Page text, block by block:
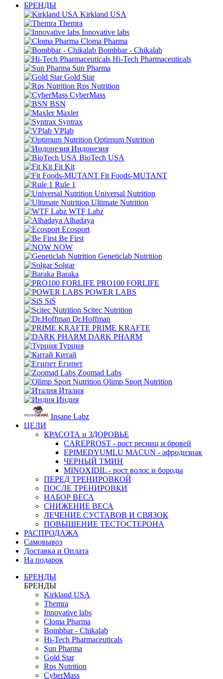
БРЕНДЫ
Kirkland USA
Themra
Innovative labs
Cloma Pharma
Bombbar - Chikalab
Hi-Tech Pharmaceuticals
Sun Pharma
Gold Star
Rps Nutrition
CyberMass
BSN
Maxler
Syntrax
VPlab
Optimum Nutrition
Индонезия
BioTech USA
Fit Kit
Fit Foods-MUTANT
Rule 1
Universal Nutrition
Ultimate Nutrition
WTF Labz
Alhadaya
Ecosport
Be First
NOW
Geneticlab Nutrition
Solgar
Baraka
PRO100 FORLIFE
POWER LABS
SiS
Scitec Nutrition
Dr.Hoffman
PRIME KRAFTE
DARK PHARM
Турция
Китай
Египет
Zoomad Labs
Olimp Sport Nutrition
Италия
Индия
Insane Labz
ЦЕЛИ
КРАСОТА и ЗДОРОВЬЕ
CAREPROST - рост ресниц и бровей
EPIMEDYUMLU MACUN - афродизиак
ЧЕРНЫЙ ТМИН
MINOXIDIL - рост волос и бороды
ПЕРЕД ТРЕНИРОВКОЙ
ПОСЛЕ ТРЕНИРОВКИ
НАБОР ВЕСА
СНИЖЕНИЕ ВЕСА
ЛЕЧЕНИЕ СУСТАВОВ И СВЯЗОК
ПОВЫШЕНИЕ ТЕСТОСТЕРОНА
РАСПРОДАЖА
Самовывоз
Доставка и Оплата
На подарок
БРЕНДЫ
БРЕНДЫ
Kirkland USA
Themra
Innovative labs
Cloma Pharma
Bombbar - Chikalab
Hi-Tech Pharmaceuticals
Sun Pharma
Gold Star
Rps Nutrition
CyberMass